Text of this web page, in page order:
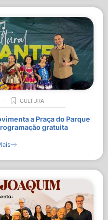
CULTURA
a Praça do Parque
gratuita